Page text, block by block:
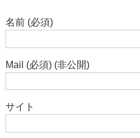
名前 (必須)
Mail (必須) (非公開)
サイト